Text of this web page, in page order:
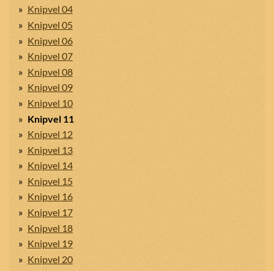
Knipvel 04
Knipvel 05
Knipvel 06
Knipvel 07
Knipvel 08
Knipvel 09
Knipvel 10
Knipvel 11
Knipvel 12
Knipvel 13
Knipvel 14
Knipvel 15
Knipvel 16
Knipvel 17
Knipvel 18
Knipvel 19
Knipvel 20